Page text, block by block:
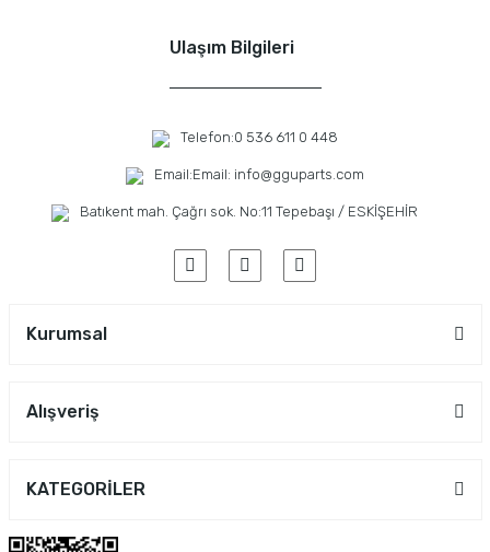
Ulaşım Bilgileri
Telefon:0 536 611 0 448
Email:Email: info@gguparts.com
Batıkent mah. Çağrı sok. No:11 Tepebaşı / ESKİŞEHİR
Kurumsal
Alışveriş
KATEGORİLER